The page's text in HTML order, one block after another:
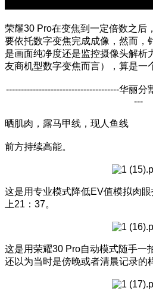
荣耀30 Pro在变焦到一定倍数之后
要依托数字变焦完成成像，然而，
是画面纯净度还是监控摄像头解析
友商机型数字变焦而言），算是一
--------------------------------------华丽分
---
晒肌肉，露马甲线，现人鱼线
前方持续高能。
这是用专业模式降低EV值模拟肉
上21：37。
这是用荣耀30 Pro自动模式随手一
还以为当时是傍晚或者清晨记录的